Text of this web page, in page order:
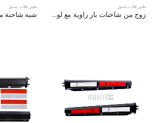
طين فلاب شنق
زوج من شاحنات بار زاوية مع لوحات عاكسة XKJ-MFH-Q3C
طين فلاب شنق